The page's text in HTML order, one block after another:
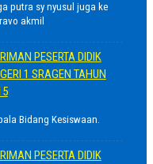
putra sy nyusul juga ke
akmil
PESERTA DIDIK
1 SRAGEN TAHUN
Bidang Kesiswaan.
PESERTA DIDIK